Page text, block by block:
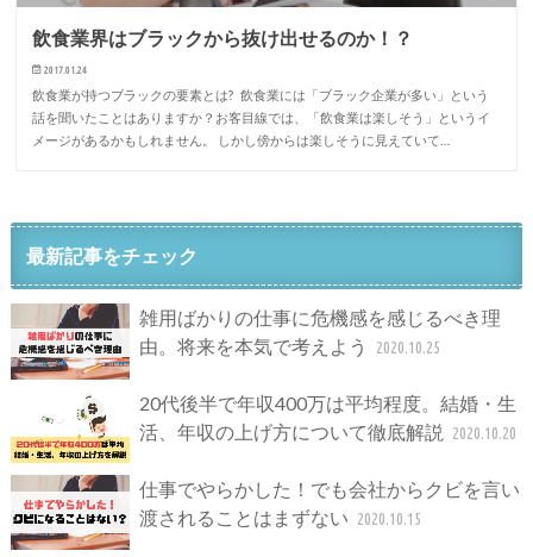
飲食業界はブラックから抜け出せるのか！？
2017.01.24
飲食業が持つブラックの要素とは? 飲食業には「ブラック企業が多い」という
話を聞いたことはありますか？お客目線では、「飲食業は楽しそう」というイ
メージがあるかもしれません。 しかし傍からは楽しそうに見えていて…
最新記事をチェック
雑用ばかりの仕事に危機感を感じるべき理
由。将来を本気で考えよう
2020.10.25
20代後半で年収400万は平均程度。結婚・生
活、年収の上げ方について徹底解説
2020.10.20
仕事でやらかした！でも会社からクビを言い
渡されることはまずない 2020.10.15